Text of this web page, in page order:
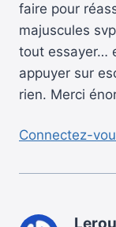
faire pour
majuscules
tout essayer…
appuyer sur
rien. Merci
Connectez-